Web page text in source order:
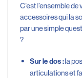
C’est l’ensemble
accessoires qui la
par une simple
?
Sur le dos :la
articulations et